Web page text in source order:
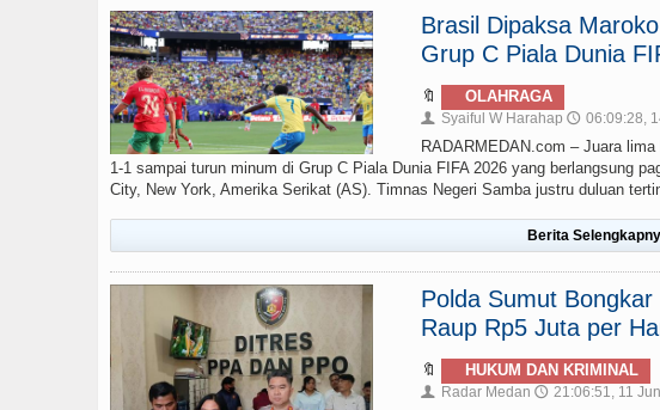
Brasil Dipaksa
Grup C Piala Dunia
🔖 OLAHRAGA
👤 Syaiful W Harahap 🕔 06:09:28,
RADARMEDAN.com – Juara
1-1 sampai turun minum di Grup C Piala Dunia FIFA 2026 yang berlangsung
City, New York, Amerika Serikat (AS). Timnas Negeri Samba justru duluan
Berita
Polda Sumut
Raup Rp5 Juta per
🔖 HUKUM DAN KRIMINAL
👤 Radar Medan 🕔 21:06:51, 11